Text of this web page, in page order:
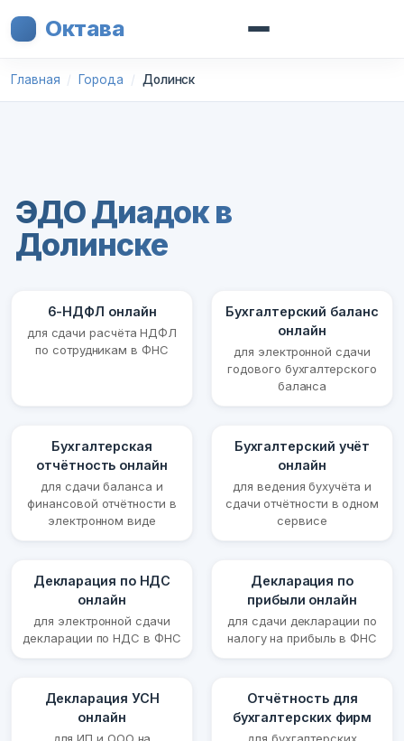
Октава
Главная Города Долинск
ЭДО Диадок в
Долинске
6-НДФЛ онлайн
для сдачи расчёта НДФЛ
по сотрудникам в ФНС
Бухгалтерский баланс
онлайн
для электронной сдачи
годового бухгалтерского
баланса
Бухгалтерская
отчётность онлайн
для сдачи баланса и
финансовой отчётности в
электронном виде
Бухгалтерский учёт
онлайн
для ведения бухучёта и
сдачи отчётности в одном
сервисе
Декларация по НДС
онлайн
для электронной сдачи
декларации по НДС в ФНС
Декларация по
прибыли онлайн
для сдачи декларации по
налогу на прибыль в ФНС
Декларация УСН
онлайн
Отчётность для
бухгалтерских фирм